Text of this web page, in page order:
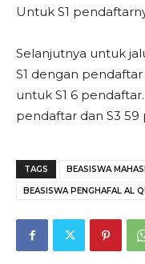
Untuk S1
Selanjutnya untuk
S1 dengan
untuk S1 6
pendaftar dan S3 59
TAGS BEASISWA
BEASISWA PENGHAFAL AL